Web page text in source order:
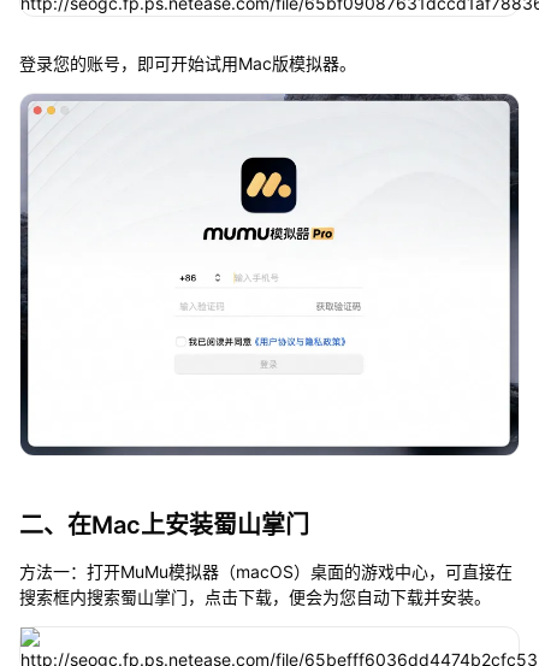
登录您的账号，即可开始试用Mac版模拟器。
二、在Mac上安装蜀山掌门
方法一：打开MuMu模拟器（macOS）桌面的游戏中心，可直接在
搜索框内搜索蜀山掌门，点击下载，便会为您自动下载并安装。